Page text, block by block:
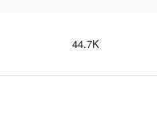
44.7K